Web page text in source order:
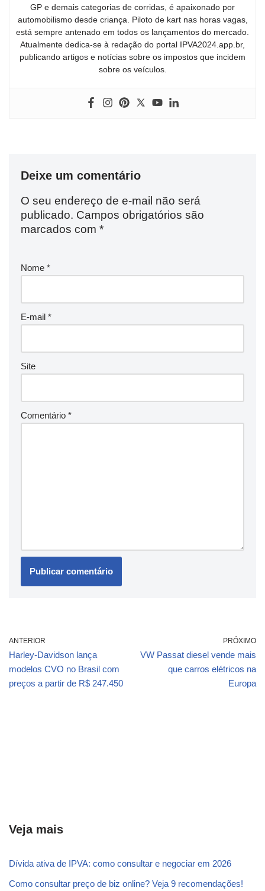
GP e demais categorias de corridas, é apaixonado por
automobilismo desde criança. Piloto de kart nas horas vagas,
está sempre antenado em todos os lançamentos do mercado.
Atualmente dedica-se à redação do portal IPVA2024.app.br,
publicando artigos e notícias sobre os impostos que incidem
sobre os veículos.
Deixe um comentário
O seu endereço de e-mail não será
publicado. Campos obrigatórios são
marcados com *
Nome *
E-mail *
Site
Comentário *
ANTERIOR
Harley-Davidson lança
modelos CVO no Brasil com
preços a partir de R$ 247.450
PRÓXIMO
VW Passat diesel vende mais
que carros elétricos na
Europa
Veja mais
Dívida ativa de IPVA: como consultar e negociar em 2026
Como consultar preço de biz online? Veja 9 recomendações!